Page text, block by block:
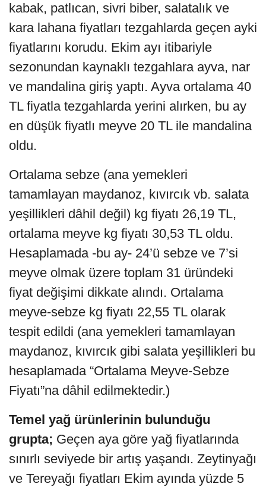
kabak, patlıcan, sivri biber, salatalık ve
kara lahana fiyatları tezgahlarda geçen ayki
fiyatlarını korudu. Ekim ayı itibariyle
sezonundan kaynaklı tezgahlara ayva, nar
ve mandalina giriş yaptı. Ayva ortalama 40
TL fiyatla tezgahlarda yerini alırken, bu ay
en düşük fiyatlı meyve 20 TL ile mandalina
oldu.
Ortalama sebze (ana yemekleri
tamamlayan maydanoz, kıvırcık vb. salata
yeşillikleri dâhil değil) kg fiyatı 26,19 TL,
ortalama meyve kg fiyatı 30,53 TL oldu.
Hesaplamada -bu ay- 24’ü sebze ve 7’si
meyve olmak üzere toplam 31 üründeki
fiyat değişimi dikkate alındı. Ortalama
meyve-sebze kg fiyatı 22,55 TL olarak
tespit edildi (ana yemekleri tamamlayan
maydanoz, kıvırcık gibi salata yeşillikleri bu
hesaplamada “Ortalama Meyve-Sebze
Fiyatı”na dâhil edilmektedir.)
Temel yağ ürünlerinin bulunduğu
grupta; Geçen aya göre yağ fiyatlarında
sınırlı seviyede bir artış yaşandı. Zeytinyağı
ve Tereyağı fiyatları Ekim ayında yüzde 5